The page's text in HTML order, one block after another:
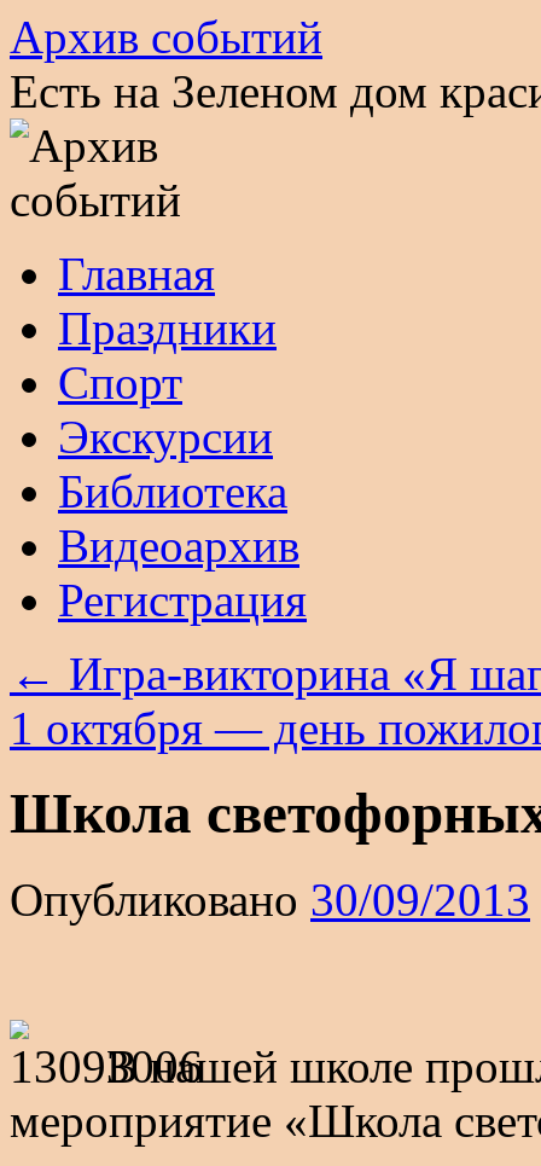
Архив событий
Есть на Зеленом дом
Перейти
содержимому
Главная
Праздники
Спорт
Экскурсии
Библиотека
Видеоархив
Регистрация
← Игра-викторина «Я
1 октября — день
Школа
Опубликовано 30/09/2013
В нашей школе
мероприятие «Школа